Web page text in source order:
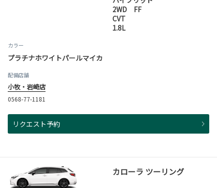
2WD FF
CVT
1.8L
カラー
プラチナホワイトパールマイカ
配備店舗
小牧・岩崎店
0568-77-1181
リクエスト予約
カローラ ツーリング